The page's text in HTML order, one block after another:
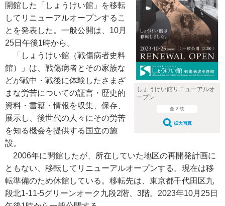
しょうけい館リニューアルオ
ープン
全 2 枚
拡大写真
開館した「しょうけい館」を移転
してリニューアルオープンするこ
とを発表した。一般公開は、10月
25日午後1時から。
「しょうけい館（戦傷病者史料
館）」は、戦傷病者とその家族な
どが戦中・戦後に体験したさまざ
まな労苦についての証言・歴史的
資料・書籍・情報を収集、保存、
展示し、後世代の人々にその労苦
を知る機会を提供する国立の施
設。
2006年に開館したが、所在していた地区の再開発計画に
ともない、移転してリニューアルオープンする。現在は移
転準備のため休館している。移転先は、東京都千代田区九
段北1-11-5グリーンオーク九段2階、3階。2023年10月25日